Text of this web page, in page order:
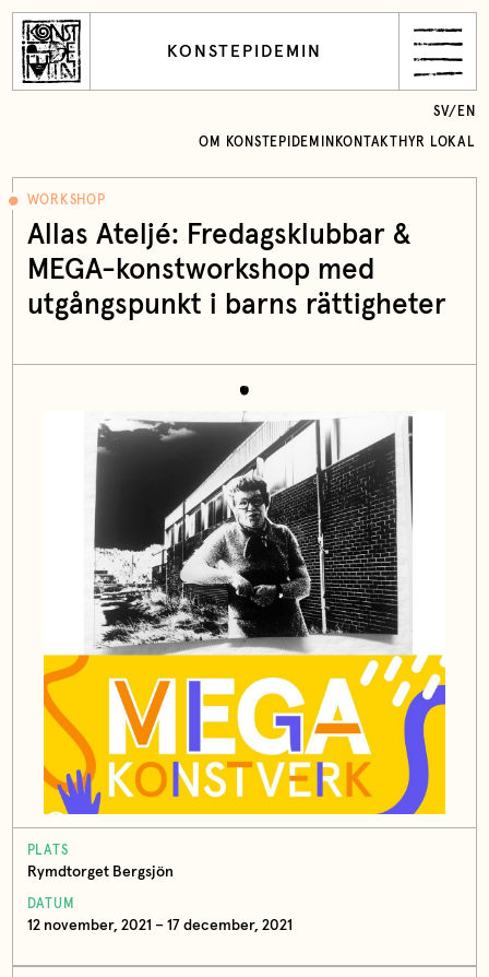
KONSTEPIDEMIN
OM KONSTEPIDEMIN KONTAKT HYR LOKAL
SV/ EN
WORKSHOP
Allas Ateljé: Fredagsklubbar &
MEGA-konstworkshop med
utgångspunkt i barns rättigheter
PLATS
Rymdtorget Bergsjön
DATUM
12 november, 2021 – 17 december, 2021